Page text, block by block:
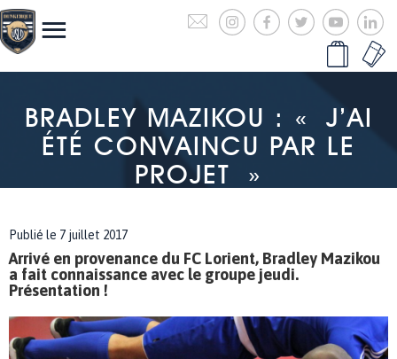
BRADLEY MAZIKOU : « J’AI
ÉTÉ CONVAINCU PAR LE
PROJET »
Publié le 7 juillet 2017
Arrivé en provenance du FC Lorient, Bradley Mazikou
a fait connaissance avec le groupe jeudi.
Présentation !